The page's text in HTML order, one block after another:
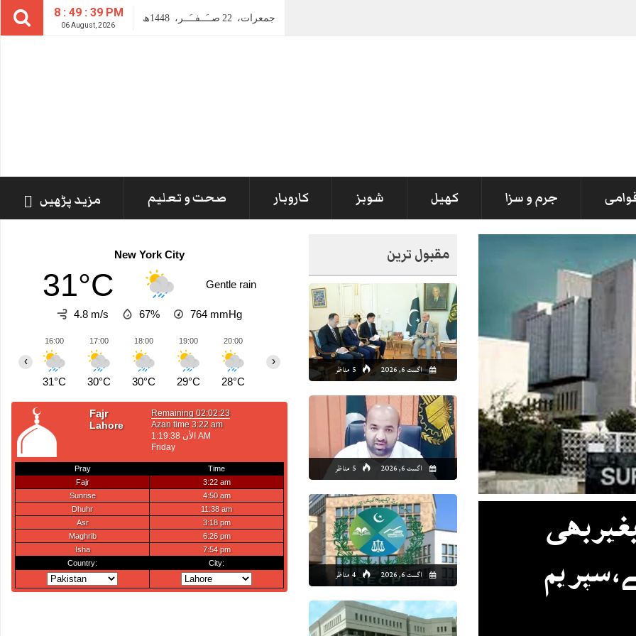
8 : 49 : 40 PM
06 August, 2026
جمعرات، 22 صــَــفــَــر، 1448ھ سسٹم کولیپ
جرم و سزا کھیل شوبز کاروبار صحت و تعلیم مزید پڑھیں
مقبول ترین
اگست 6, 2026 5 مناظر
اگست 6, 2026 5 مناظر
اگست 6, 2026 4 مناظر
بھی
سپریم
New York City
31°C Gentle rain
4.8 m/s 67% 764 mmHg
16:00
31°C
17:00
30°C
18:00
30°C
19:00
29°C
20:00
28°C
22:00
27°C
23:00
26°C
00:00
26°C
01:00
26°C
02:00
25°C 25°C
‹ ›